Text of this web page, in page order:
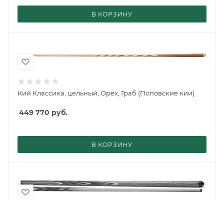
В КОРЗИНУ
Кий Классика, цельный, Орех, Граб (Поповские кии)
449 770 руб.
В КОРЗИНУ